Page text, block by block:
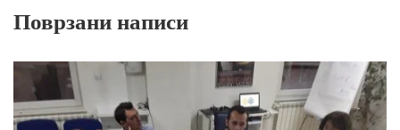
Поврзани написи